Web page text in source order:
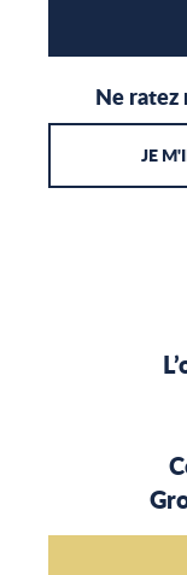
Ne ratez
JE